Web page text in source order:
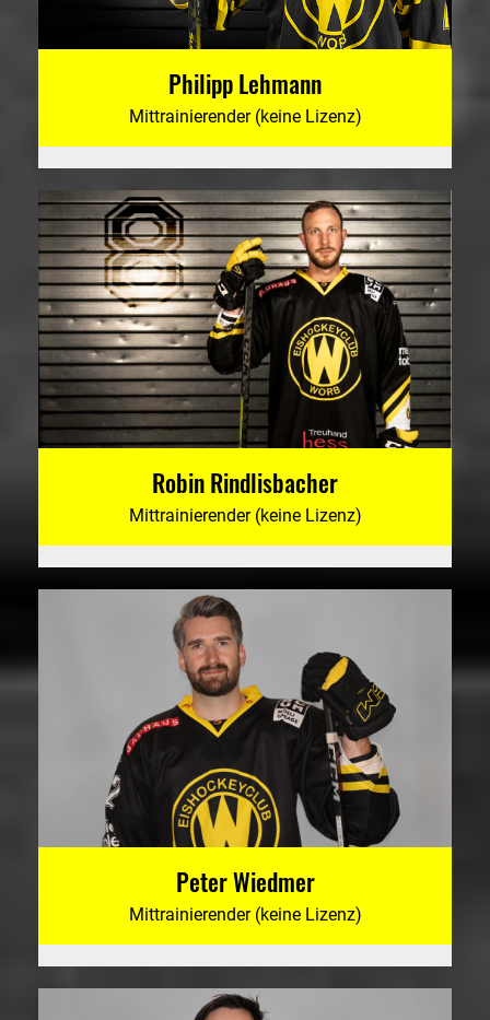
Philipp Lehmann
Mittrainierender (keine Lizenz)
Robin Rindlisbacher
Mittrainierender (keine Lizenz)
Peter Wiedmer
Mittrainierender (keine Lizenz)